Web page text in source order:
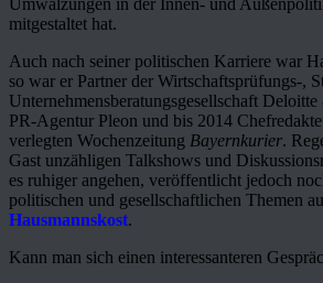
mitgestaltet hat.
Auch nach seiner politischen Karriere war
so war er Partner der Wirtschaftsprüfungs-,
Unternehmensberatungsgesellschaft
PR-Agentur Pleon und bis 2014
verlegten Wochenzeitung Bayernkurier.
Gast unzähligen Talkshows und
es ruhiger angehen, veröffentlicht jedoch
politischen und gesellschaftlichen Themen
Hausmannskost.
Kann man sich einen interessanteren